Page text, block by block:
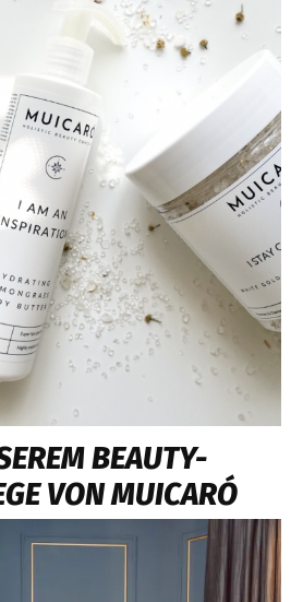
BEAUTY-
VON MUICARÓ